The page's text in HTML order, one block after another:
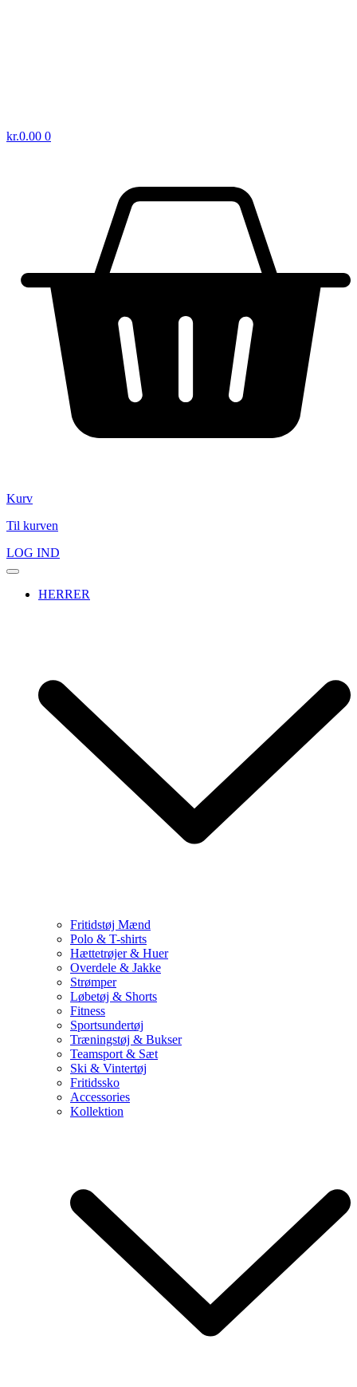
kr.0.00 0
Kurv
Til kurven
LOG IND
HERRER
Fritidstøj Mænd
Polo & T-shirts
Hættetrøjer & Huer
Overdele & Jakke
Strømper
Løbetøj & Shorts
Fitness
Sportsundertøj
Træningstøj & Bukser
Teamsport & Sæt
Ski & Vintertøj
Fritidssko
Accessories
Kollektion